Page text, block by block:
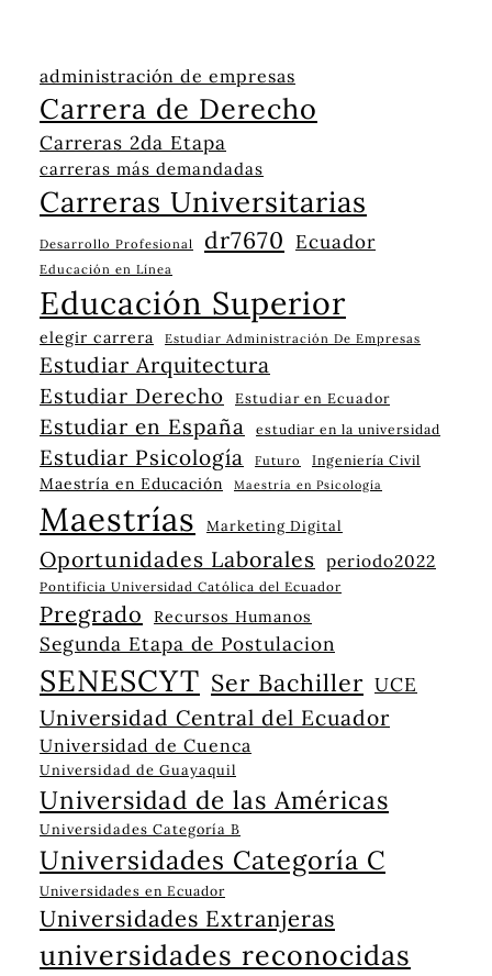
administración de empresas
Carrera de Derecho
Carreras 2da Etapa
carreras más demandadas
Carreras Universitarias
Desarrollo Profesional dr7670 Ecuador
Educación en Línea
Educación Superior
elegir carrera Estudiar Administración De Empresas
Estudiar Arquitectura
Estudiar Derecho
Estudiar en Ecuador
Estudiar en España estudiar en la universidad
Estudiar Psicología Futuro Ingeniería Civil
Maestría en Educación Maestría en Psicología
Maestrías Marketing Digital
Oportunidades Laborales periodo2022
Pontificia Universidad Católica del Ecuador
Pregrado Recursos Humanos
Segunda Etapa de Postulacion
SENESCYT Ser Bachiller UCE
Universidad Central del Ecuador
Universidad de Cuenca
Universidad de Guayaquil
Universidad de las Américas
Universidades Categoría B
Universidades Categoría C
Universidades en Ecuador
Universidades Extranjeras
universidades reconocidas